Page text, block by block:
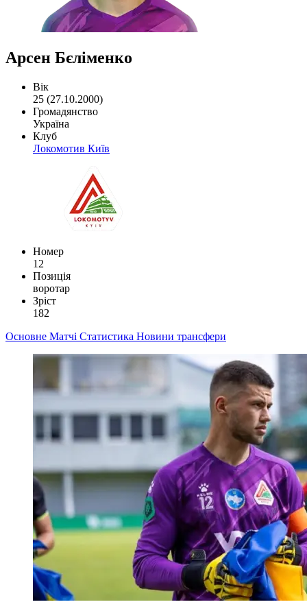
Арсен Бєліменко
Вік
25 (27.10.2000)
Громадянство
Україна
Клуб
Локомотив Київ
Номер
12
Позиція
воротар
Зріст
182
Основне Матчі Статистика Новини трансфери